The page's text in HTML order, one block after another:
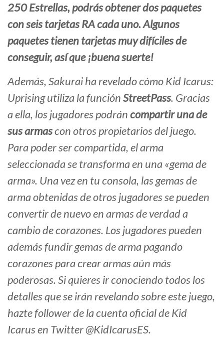
250 Estrellas, podrás obtener dos paquetes
con seis tarjetas RA cada uno. Algunos
paquetes tienen tarjetas muy difíciles de
conseguir, así que ¡buena suerte!
Además, Sakurai ha revelado cómo Kid Icarus:
Uprising utiliza la funciónStreetPass. Gracias
a ella, los jugadores podráncompartir una de
sus armascon otros propietarios del juego.
Para poder ser compartida, el arma
seleccionada se transforma en una «gema de
arma». Una vez en tu consola, las gemas de
arma obtenidas de otros jugadores se pueden
convertir de nuevo en armas de verdad a
cambio de corazones. Los jugadores pueden
además fundir gemas de arma pagando
corazones para crear armas aún más
poderosas. Si quieres ir conociendo todos los
detalles que se irán revelando sobre este juego,
hazte follower de la cuenta oficial de Kid
Icarus en Twitter @KidIcarusES.